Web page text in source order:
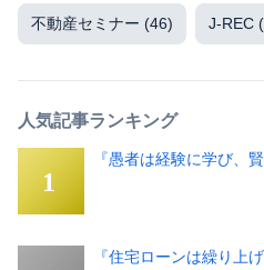
不動産セミナー (46) J-REC
人気記事ランキング
『愚者は経験に学び、
『住宅ローンは繰り上